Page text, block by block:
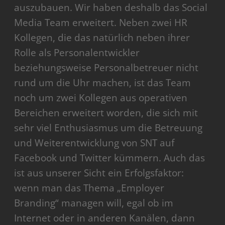
auszubauen. Wir haben deshalb das Social
Media Team erweitert. Neben zwei HR
Kollegen, die das natürlich neben ihrer
Rolle als Personalentwickler
beziehungsweise Personalbetreuer nicht
rund um die Uhr machen, ist das Team
noch um zwei Kollegen aus operativen
Bereichen erweitert worden, die sich mit
sehr viel Enthusiasmus um die Betreuung
und Weiterentwicklung von SNT auf
Facebook und Twitter kümmern. Auch das
ist aus unserer Sicht ein Erfolgsfaktor:
wenn man das Thema „Employer
Branding“ managen will, egal ob im
Internet oder in anderen Kanälen, dann